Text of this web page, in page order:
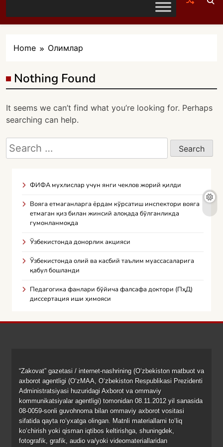
Home Олимлар
Nothing Found
It seems we can’t find what you’re looking for. Perhaps
searching can help.
Search
for:
ФИФА мухлислар учун янги чеклов жорий қилди
Вояга етмаганларга ёрдам кўрсатиш инспектори вояга
етмаган қиз билан жинсий алоқада бўлганликда
гумонланмоқда
Ўзбекистонда донорлик акцияси
Ўзбекистонда олий ва касбий таълим муассасаларига
қабул бошланди
Педагогика фанлари бўйича фалсафа доктори (ПҳД)
диссертация иши ҳимояси
“Zakovat” gazetasi / internet-nashrining (O‘zbekiston matbuot va
axborot agentligi (O‘zMAA, O‘zbekiston Respublikasi Prezidenti
Administratsiyasi huzuridagi Axborot va ommaviy
kommunikatsiyalar agentligi) tomonidan 08.11.2012 yil sanasida
08-0059-sonli guvohnoma bilan ommaviy axborot vositasi
sifatida qayta ro‘yxatga olingan. Matnli materiallarni to‘liq
ko‘chirish yoki qisman iqtibos keltirishga, shuningdek,
fotografik, grafik, audio va/yoki videomateriallaridan